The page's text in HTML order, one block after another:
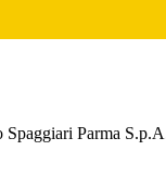
Parma